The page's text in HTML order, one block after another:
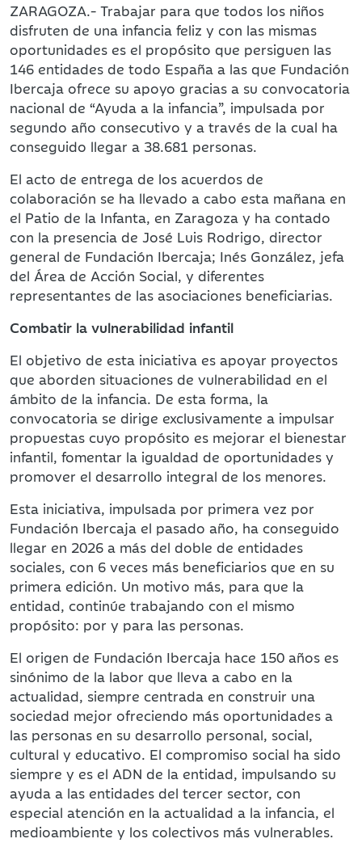
ZARAGOZA.- Trabajar para que todos los niños
disfruten de una infancia feliz y con las mismas
oportunidades es el propósito que persiguen las
146 entidades de todo España a las que Fundación
Ibercaja ofrece su apoyo gracias a su convocatoria
nacional de “Ayuda a la infancia”, impulsada por
segundo año consecutivo y a través de la cual ha
conseguido llegar a 38.681 personas.
El acto de entrega de los acuerdos de
colaboración se ha llevado a cabo esta mañana en
el Patio de la Infanta, en Zaragoza y ha contado
con la presencia de José Luis Rodrigo, director
general de Fundación Ibercaja; Inés González, jefa
del Área de Acción Social, y diferentes
representantes de las asociaciones beneficiarias.
Combatir la vulnerabilidad infantil
El objetivo de esta iniciativa es apoyar proyectos
que aborden situaciones de vulnerabilidad en el
ámbito de la infancia. De esta forma, la
convocatoria se dirige exclusivamente a impulsar
propuestas cuyo propósito es mejorar el bienestar
infantil, fomentar la igualdad de oportunidades y
promover el desarrollo integral de los menores.
Esta iniciativa, impulsada por primera vez por
Fundación Ibercaja el pasado año, ha conseguido
llegar en 2026 a más del doble de entidades
sociales, con 6 veces más beneficiarios que en su
primera edición. Un motivo más, para que la
entidad, continúe trabajando con el mismo
propósito: por y para las personas.
El origen de Fundación Ibercaja hace 150 años es
sinónimo de la labor que lleva a cabo en la
actualidad, siempre centrada en construir una
sociedad mejor ofreciendo más oportunidades a
las personas en su desarrollo personal, social,
cultural y educativo. El compromiso social ha sido
siempre y es el ADN de la entidad, impulsando su
ayuda a las entidades del tercer sector, con
especial atención en la actualidad a la infancia, el
medioambiente y los colectivos más vulnerables.